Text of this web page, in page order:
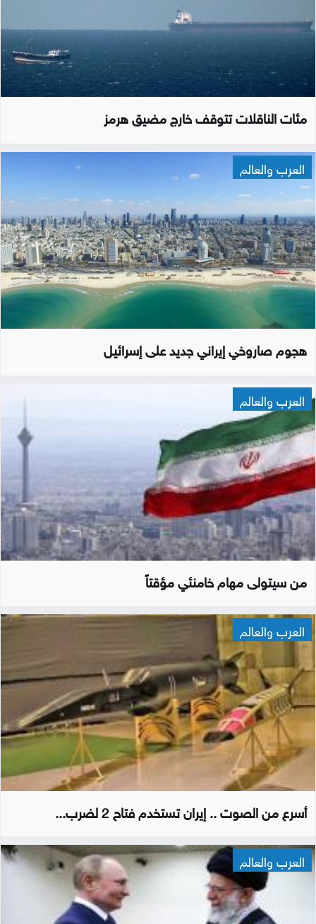
مئات الناقلات تتوقف خارج مضيق هرمز
العرب والعالم
هجوم صاروخي إيراني جديد على إسرائيل
العرب والعالم
من سيتولى مهام خامنئي مؤقتاً
العرب والعالم
أسرع من الصوت .. إيران تستخدم فتاح 2 لضرب...
العرب والعالم